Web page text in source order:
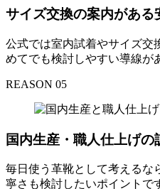
サイズ交換の案内がある
公式では室内試着やサイズ交
めてでも検討しやすい導線が
REASON 05
国内生産・職人仕上げの
毎日使う革靴として考えるな
寧さも検討したいポイントで